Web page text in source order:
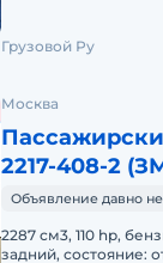
Грузовой Ру
Москва
2217-408-2
Объявление давно
2287 см3, 110 hp,
задний, состояние: отличное,